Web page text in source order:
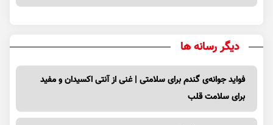
دیگر رسانه ها
فواید جوانه‌ی گندم برای سلامتی | غنی از آنتی اکسیدان و مفید
برای سلامت قلب